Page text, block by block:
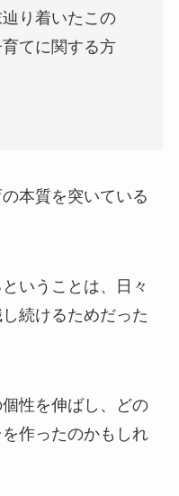
り着いたこの
てに関する方
本質を突いている
いうことは、日々
続けるためだった
性を伸ばし、どの
作ったのかもしれ